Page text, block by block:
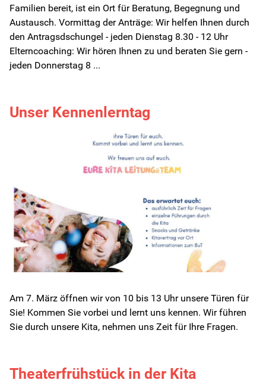
Partizipation
Gesundheit
Familien bereit, ist ein Ort für Beratung, Begegnung und
Austausch. Vormittag der Anträge: Wir helfen Ihnen durch
den Antragsdschungel - jeden Dienstag 8.30 - 12 Uhr
Elterncoaching: Wir hören Ihnen zu und beraten Sie gern -
jeden Donnerstag 8 ...
Unser Kennenlerntag
Am 7. März öffnen wir von 10 bis 13 Uhr unsere Türen für
Sie! Kommen Sie vorbei und lernt uns kennen. Wir führen
Sie durch unsere Kita, nehmen uns Zeit für Ihre Fragen.
Theaterfrühstück in der Kita